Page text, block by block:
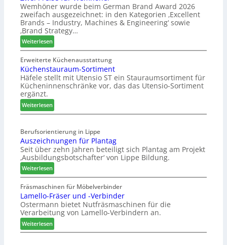
t
F
ü
h
r
u
n
g
a
n
d
i
u
n
d
H
u
b
t
e
x
s
t
l
e
n
a
u
s
Wemhöner wurde beim German Brand Award 2026
zweifach ausgezeichnet: in den Kategorien ‚Excellent
Brands – Industry, Machines & Engineering‘ sowie
‚Brand Strategy…
Weiterlesen:
Z
w
e
i
P
e
i
e
f
ü
r
W
e
m
h
ö
n
e
r
Erweiterte Küchenausstattung
Küchenstauraum-Sortiment
Häfele stellt mit Utensio ST ein Stauraumsortiment für
Kücheninnenschränke vor, das das Utensio-Sortiment
ergänzt.
Weiterlesen:
K
c
h
e
n
s
t
a
u
r
a
m
Berufsorientierung in Lippe
Auszeichnungen für Plantag
Seit über zehn Jahren beteiligt sich Plantag am Projekt
‚Ausbildungsbotschafter‘ von Lippe Bildung.
Weiterlesen:
A
u
s
z
e
c
Fräsmaschinen für Möbelverbinder
Lamello-Fräser und -Verbinder
Ostermann bietet Nutfräsmaschinen für die
Verarbeitung von Lamello-Verbindern an.
Weiterlesen:
L